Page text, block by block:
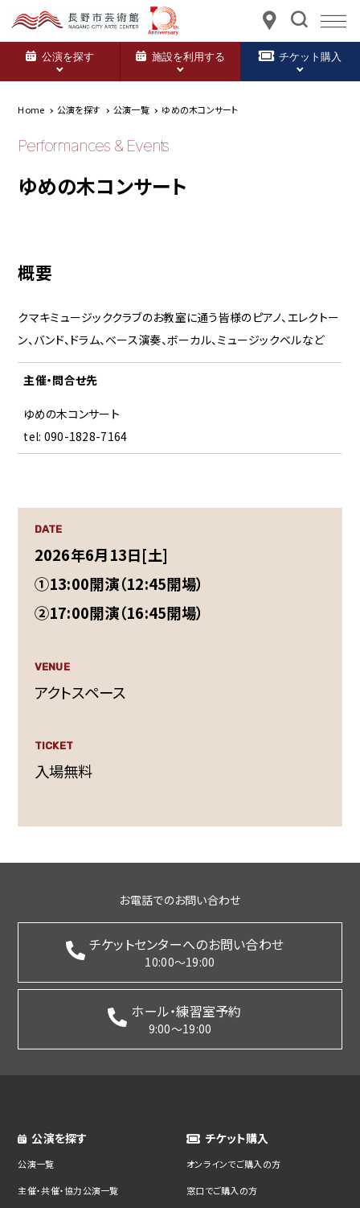
公演を探す 施設を利用する チケット購入
Home 公演を探す 公演一覧 ゆめの木コンサート
Performances & Events
ゆめの木コンサート
概要
クマキミュージッククラブのお教室に通う皆様のピアノ、エレクトー
ン、バンド、ドラム、ベース演奏、ボーカル、ミュージックベルなど
主催・問合せ先
ゆめの木コンサート
tel: 090-1828-7164
DATE
2026年6月13日[土]
①13:00開演（12:45開場）
②17:00開演（16:45開場）
VENUE
アクトスペース
TICKET
入場無料
お電話でのお問い合わせ
チケットセンターへのお問い合わせ
10:00～19:00
ホール・練習室予約
9:00～19:00
公演を探す
公演一覧
主催・共催・協力公演一覧
チケット購入
オンラインでご購入の方
窓口でご購入の方